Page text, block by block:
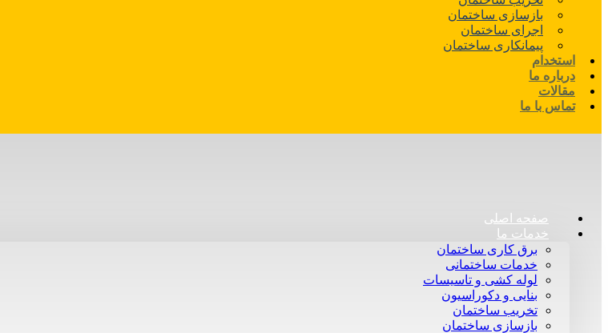
بازسازی ساختمان
اجرای ساختمان
پیمانکاری ساختمان
استخدام
درباره ما
مقالات
تماس با ما
صفحه اصلی
خدمات ما
برق کاری ساختمان
خدمات ساختمانی
لوله کشی و تاسیسات
بنایی و دکوراسیون
تخریب ساختمان
بازسازی ساختمان